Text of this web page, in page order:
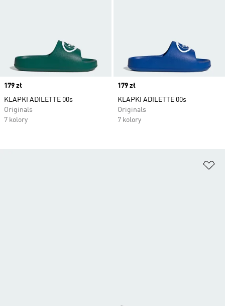
Price
179 zł
KLAPKI ADILETTE 00s
Originals
7 kolory
Price
179 zł
KLAPKI ADILETTE 00s
Originals
7 kolory